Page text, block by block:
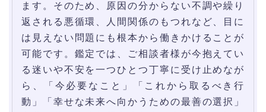
ます。そのため、原因の分からない不調や繰り
返される悪循環、人間関係のもつれなど、目に
は見えない問題にも根本から働きかけることが
可能です。鑑定では、ご相談者様が今抱えてい
る迷いや不安を一つひとつ丁寧に受け止めなが
ら、「今必要なこと」「これから取るべき行
動」「幸せな未来へ向かうための最善の選択」